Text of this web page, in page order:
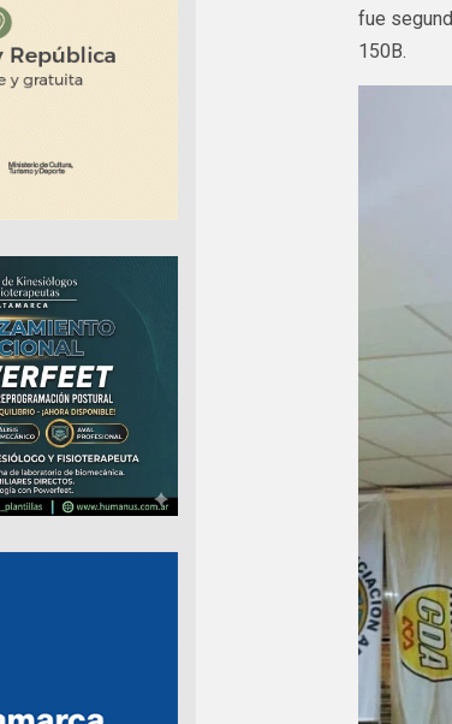
fue
150B.